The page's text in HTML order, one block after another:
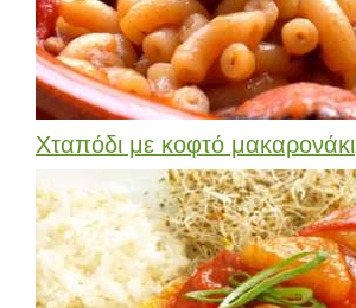
Χταπόδι με κοφτό μακαρονάκι